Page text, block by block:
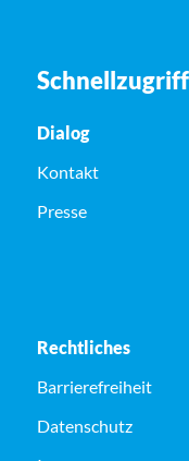
Schnellzugriff
Dialog
Kontakt
Presse
Rechtliches
Barrierefreiheit
Datenschutz